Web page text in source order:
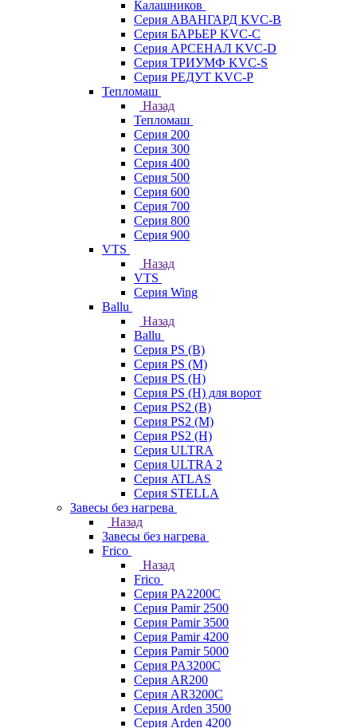
Калашников
Серия АВАНГАРД KVC-B
Серия БАРЬЕР KVC-C
Серия АРСЕНАЛ KVC-D
Серия ТРИУМФ KVC-S
Серия РЕДУТ KVC-P
Тепломаш
Назад
Тепломаш
Серия 200
Серия 300
Серия 400
Серия 500
Серия 600
Серия 700
Серия 800
Серия 900
VTS
Назад
VTS
Серия Wing
Ballu
Назад
Ballu
Серия PS (B)
Серия PS (M)
Серия PS (H)
Серия PS (H) для ворот
Серия PS2 (B)
Серия PS2 (M)
Серия PS2 (H)
Серия ULTRA
Серия ULTRA 2
Серия ATLAS
Серия STELLA
Завесы без нагрева
Назад
Завесы без нагрева
Frico
Назад
Frico
Серия PA2200C
Серия Pamir 2500
Серия Pamir 3500
Серия Pamir 4200
Серия Pamir 5000
Серия PA3200C
Серия AR200
Серия AR3200C
Серия Arden 3500
Серия Arden 4200